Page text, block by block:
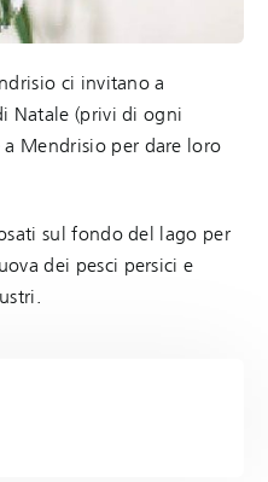
ci invitano a
Natale (privi di ogni
Mendrisio per dare loro
sul fondo del lago per
dei pesci persici e